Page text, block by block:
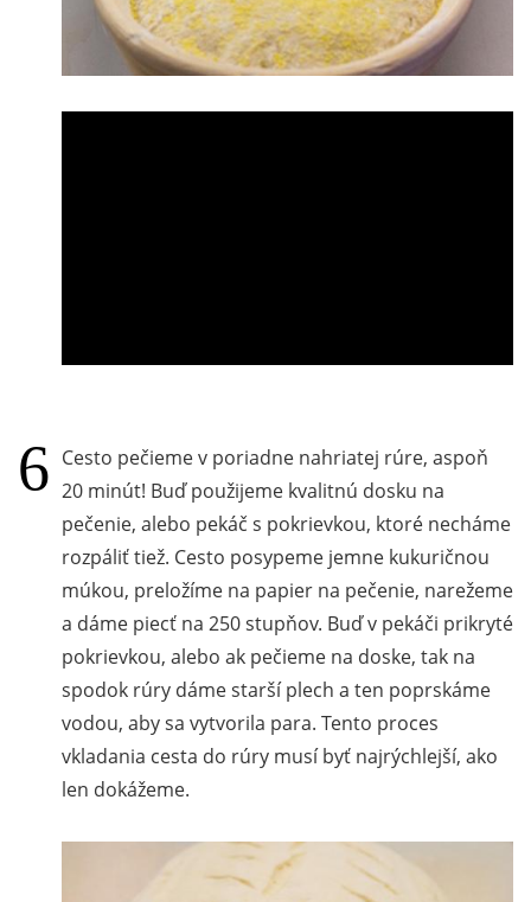
Cesto pečieme v poriadne nahriatej rúre, aspoň
20 minút! Buď použijeme kvalitnú dosku na
pečenie, alebo pekáč s pokrievkou, ktoré necháme
rozpáliť tiež. Cesto posypeme jemne kukuričnou
múkou, preložíme na papier na pečenie, narežeme
a dáme piecť na 250 stupňov. Buď v pekáči prikryté
pokrievkou, alebo ak pečieme na doske, tak na
spodok rúry dáme starší plech a ten poprskáme
vodou, aby sa vytvorila para. Tento proces
vkladania cesta do rúry musí byť najrýchlejší, ako
len dokážeme.